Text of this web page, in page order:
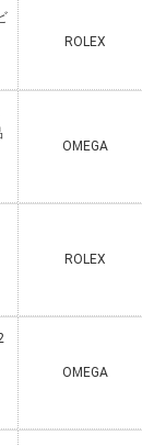
ROLEX
OMEGA
ROLEX
OMEGA